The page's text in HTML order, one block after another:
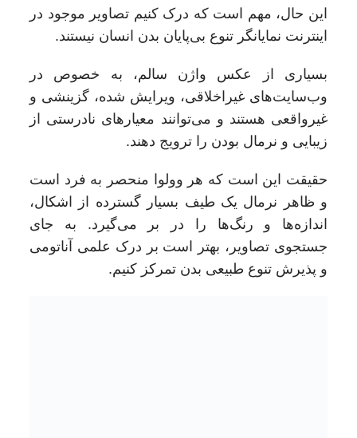
این حال، مهم است که درک کنیم تصاویر موجود در
اینترنت نمایانگر تنوع بی‌پایان بدن انسان نیستند.
بسیاری از عکس واژن سالم، به خصوص در
وب‌سایت‌های غیراخلاقی، ویرایش شده، گزینشی و
غیرواقعی هستند و می‌توانند معیارهای نادرستی از
زیبایی و نرمال بودن را ترویج دهند.
حقیقت این است که هر وولوا منحصر به فرد است
و ظاهر نرمال یک طیف بسیار گسترده از اشکال،
اندازه‌ها و رنگ‌ها را در بر می‌گیرد. به جای
جستجوی تصاویر، بهتر است بر درک علمی آناتومی
و پذیرش تنوع طبیعی بدن تمرکز کنیم.